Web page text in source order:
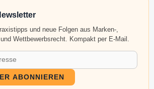
und neue Folgen aus Marken-,
Wettbewerbsrecht. Kompakt per E-Mail.
ABONNIEREN